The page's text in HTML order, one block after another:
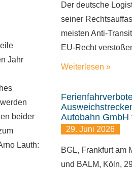
Jahr
beider
Lauth:
Der deutsche
seiner
meisten Anti-
EU-Recht
Weiterlesen »
Autobahn GmbH
29. Juni 2026
BGL, Frankfurt am
und BALM, Köln,